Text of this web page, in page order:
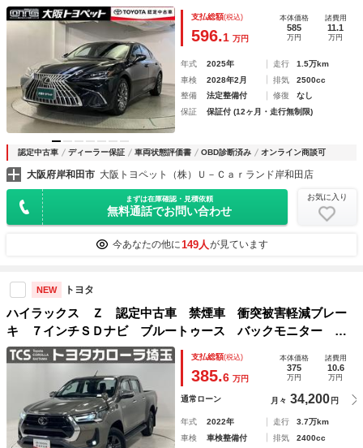
ージックプレイヤー接続可 本革シート ムーンルーフ フル
セグ アルミホイール ＥＴＣ スマートキー 衝突回避 Ｂ
カメラ ＬＥＤライト
支払総額(税込)
596.1 万円
本体価格
585
万円
諸費用
11.1
万円
年式 2025年 走行
1.5万km
車検
2028年2月 排気
2500cc
整備
法定整備付 修復
なし
保証
保証付 (12ヶ月・走行無制限)
認定中古車 ディーラー保証 車両状態評価書 OBD診断済み オンライン商談可
大阪府岸和田市 大阪トヨペット（株）Ｕ－Ｃａｒランド岸和田店
まずは在庫確認・見積依頼
無料通話でお問い合わせ
お気に入り
今あなたの他に 149人 が見ています
NEW トヨタ
ハイラックス Ｚ 認定中古車 禁煙車 衝突被害軽減ブレー
キ ７インチＳＤナビ ブルートゥース バックモニター Ｅ
ＴＣ オートエアコン スペアタイヤ 最大積載量５００キ
ロ １７インチＡＷ スマートキー 点検記録簿
支払総額(税込)
385.6 万円
本体価格
375
万円
諸費用
10.6
万円
通常ローン 月々 34,200 円
年式 2022年 走行
3.7万km
車検
車検整備付 排気
2400cc